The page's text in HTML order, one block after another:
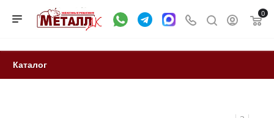
0
Каталог